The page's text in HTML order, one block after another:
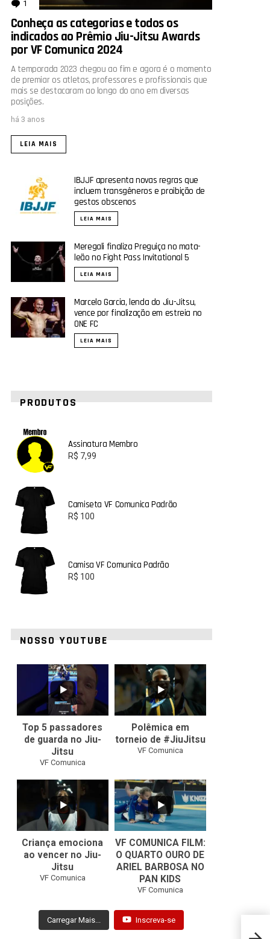
1 comentário
Conheça as categorias e todos os
indicados ao Prêmio Jiu-Jitsu Awards
por VF Comunica 2024
A temporada 2023 chegou ao fim e agora é o momento
de premiar os atletas, professores e profissionais que
mais se destacaram ao longo do ano em diversas
posições.
há 3 anos
LEIA MAIS
IBJJF apresenta novas regras que
incluem transgêneros e proibição de
gestos obscenos
LEIA MAIS
Meregali finaliza Preguiça no mata-
leão no Fight Pass Invitational 5
LEIA MAIS
Marcelo Garcia, lenda do Jiu-Jitsu,
vence por finalização em estreia no
ONE FC
LEIA MAIS
PRODUTOS
Assinatura Membro
R$ 7,99
Camiseta VF Comunica Padrão
R$ 100
Camisa VF Comunica Padrão
R$ 100
NOSSO YOUTUBE
2
Top 5 passadores
de guarda no Jiu-
Jitsu
VF Comunica
47 1
Polêmica em
torneio de #JiuJitsu
VF Comunica
0
Criança emociona
ao vencer no Jiu-
Jitsu
VF Comunica
...
0
VF COMUNICA FILM:
O QUARTO OURO DE
ARIEL BARBOSA NO
PAN KIDS
VF Comunica
Carregar Mais... Inscreva-se